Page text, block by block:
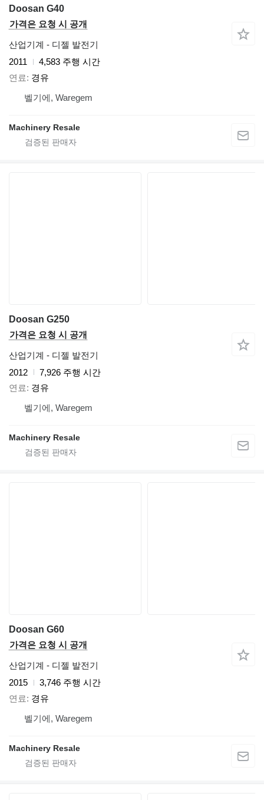
Doosan G40
가격은 요청 시 공개
산업기계 - 디젤 발전기
2011
4,583 주행 시간
연료
경유
벨기에, Waregem
Machinery Resale
Doosan G250
가격은 요청 시 공개
산업기계 - 디젤 발전기
2012
7,926 주행 시간
연료 경유
벨기에, Waregem
Machinery Resale
Doosan G60
가격은 요청 시 공개
산업기계 - 디젤 발전기
2015
3,746 주행 시간
연료
경유
벨기에, Waregem
Machinery Resale